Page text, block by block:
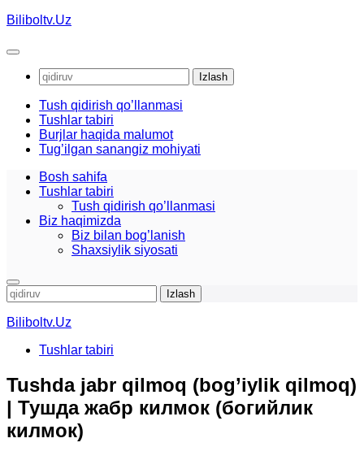
Skip
content
Biliboltv.Uz
Qidirshish:
Tush qidirish qo’llanmasi
Tushlar tabiri
Burjlar haqida malumot
Tug’ilgan sanangiz mohiyati
Bosh sahifa
Tushlar tabiri
Tush qidirish qo’llanmasi
Biz haqimizda
Biz bilan bog’lanish
Shaxsiylik siyosati
Qidirshish:
Biliboltv.Uz
Tushlar tabiri
Tushda jabr qilmoq (bog’iylik qilmoq)
| Тушда жабр килмок (богийлик
килмок)